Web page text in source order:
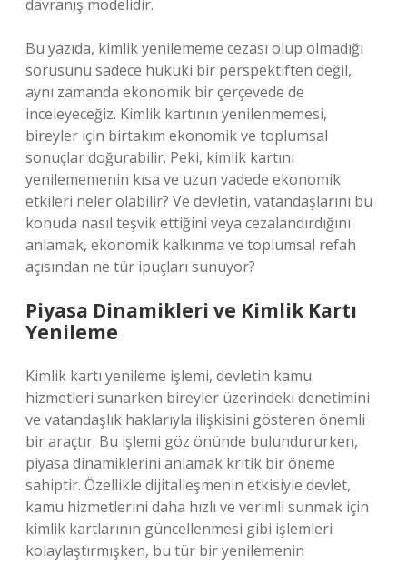
davranış modelidir.
Bu yazıda, kimlik yenilememe cezası olup olmadığı
sorusunu sadece hukuki bir perspektiften değil,
aynı zamanda ekonomik bir çerçevede de
inceleyeceğiz. Kimlik kartının yenilenmemesi,
bireyler için birtakım ekonomik ve toplumsal
sonuçlar doğurabilir. Peki, kimlik kartını
yenilememenin kısa ve uzun vadede ekonomik
etkileri neler olabilir? Ve devletin, vatandaşlarını bu
konuda nasıl teşvik ettiğini veya cezalandırdığını
anlamak, ekonomik kalkınma ve toplumsal refah
açısından ne tür ipuçları sunuyor?
Piyasa Dinamikleri ve Kimlik Kartı
Yenileme
Kimlik kartı yenileme işlemi, devletin kamu
hizmetleri sunarken bireyler üzerindeki denetimini
ve vatandaşlık haklarıyla ilişkisini gösteren önemli
bir araçtır. Bu işlemi göz önünde bulundururken,
piyasa dinamiklerini anlamak kritik bir öneme
sahiptir. Özellikle dijitalleşmenin etkisiyle devlet,
kamu hizmetlerini daha hızlı ve verimli sunmak için
kimlik kartlarının güncellenmesi gibi işlemleri
kolaylaştırmışken, bu tür bir yenilemenin